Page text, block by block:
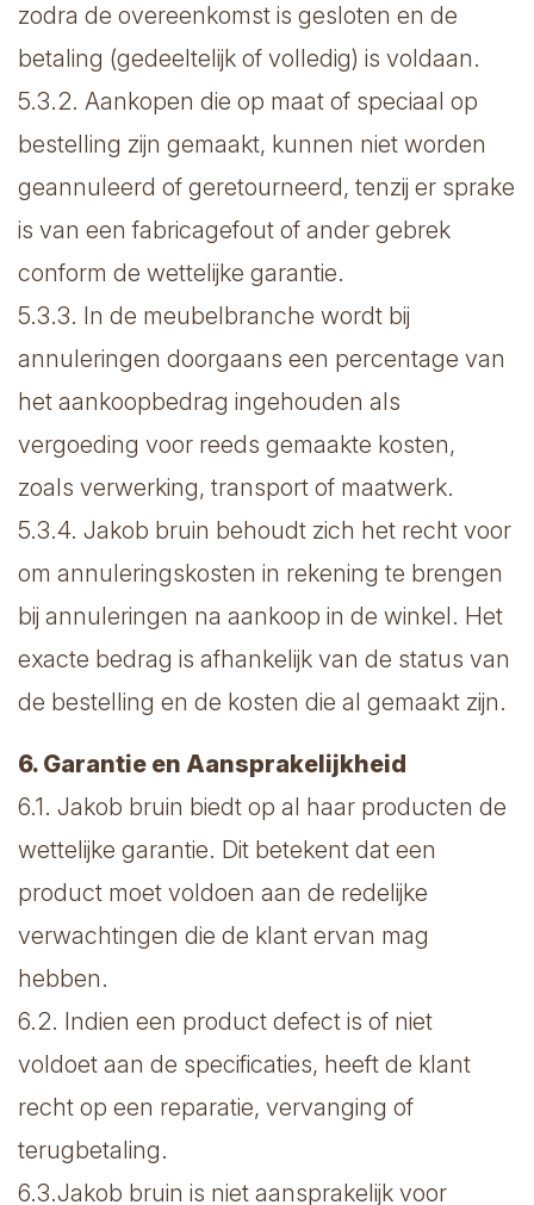
zodra de overeenkomst is gesloten en de
betaling (gedeeltelijk of volledig) is voldaan.
5.3.2. Aankopen die op maat of speciaal op
bestelling zijn gemaakt, kunnen niet worden
geannuleerd of geretourneerd, tenzij er sprake
is van een fabricagefout of ander gebrek
conform de wettelijke garantie.
5.3.3. In de meubelbranche wordt bij
annuleringen doorgaans een percentage van
het aankoopbedrag ingehouden als
vergoeding voor reeds gemaakte kosten,
zoals verwerking, transport of maatwerk.
5.3.4. Jakob bruin behoudt zich het recht voor
om annuleringskosten in rekening te brengen
bij annuleringen na aankoop in de winkel. Het
exacte bedrag is afhankelijk van de status van
de bestelling en de kosten die al gemaakt zijn.
6. Garantie en Aansprakelijkheid
6.1. Jakob bruin biedt op al haar producten de
wettelijke garantie. Dit betekent dat een
product moet voldoen aan de redelijke
verwachtingen die de klant ervan mag
hebben.
6.2. Indien een product defect is of niet
voldoet aan de specificaties, heeft de klant
recht op een reparatie, vervanging of
terugbetaling.
6.3.Jakob bruin is niet aansprakelijk voor